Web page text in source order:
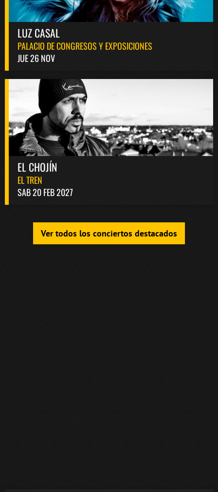
LUZ CASAL
PALACIO DE CONGRESOS Y EXPOSICIONES
JUE 26 NOV
EL CHOJÍN
EL TREN
SAB 20 FEB 2027
Ver todos los conciertos destacados